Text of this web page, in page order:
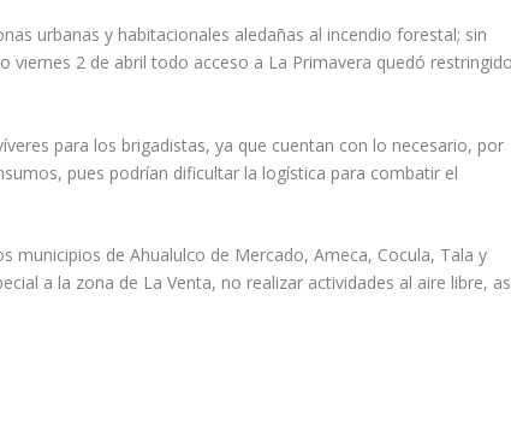
urbanas y habitacionales aledañas al incendio forestal; sin
viernes 2 de abril todo acceso a La Primavera quedó
para los brigadistas, ya que cuentan con lo necesario, por
pues podrían dificultar la logística para combatir el
municipios de Ahualulco de Mercado, Ameca, Cocula, Tala y
a la zona de La Venta, no realizar actividades al aire libre,